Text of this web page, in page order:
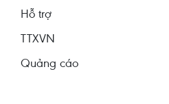
Hỗ trợ
TTXVN
Quảng cáo